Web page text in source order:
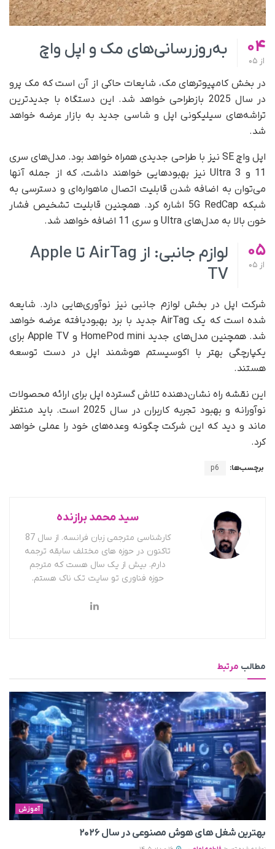
04
از
به‌روزرسانی‌های مک و اپل واچ
در بخش کامپیوترهای مک، شایعات حاکی از آن است که مک پرو
در سال 2025 بازطراحی خواهد شد. این دستگاه با جدیدترین
تراشه‌های سیلیکونی اپل و شاسی جدید به بازار عرضه خواهد
شد.
اپل واچ SE نیز با طراحی جدیدی همراه خواهد بود. مدل‌های سری
11 و Ultra 3 نیز بهبودهایی خواهند داشت، که از جمله آنها
می‌توان به اضافه شدن قابلیت اتصال ماهواره‌ای و دسترسی به
شبکه 5G RedCap اشاره کرد. همچنین قابلیت تشخیص فشار
خون بالا به مدل‌های Ultra و سری 11 اضافه خواهد شد.
05
از
لوازم جانبی: از AirTag تا Apple
TV
شرکت اپل در بخش لوازم جانبی نیز نوآوری‌هایی دارد. شایعه
شده است که یک AirTag جدید با برد بهبودیافته عرضه خواهد
شد. همچنین مدل‌های جدید HomePod mini و Apple TV برای
یکپارچگی بهتر با اکوسیستم هوشمند اپل در دست توسعه
هستند.
این نقشه راه نشان‌دهنده تلاش گسترده اپل برای ارائه محصولات
نوآورانه و بهبود تجربه کاربران در سال 2025 است. باید منتظر
ماند و دید که این شرکت چگونه وعده‌های خود را عملی خواهد
کرد.
برچسب‌ها: p6
سید محمد برازنده
کارشناسی مترجمی زبان فرانسه. از سال 87
تاکنون در حوزه های مختلف سابقه ترجمه
دارم. بیش از یک سال هست که مترجم
حوزه فناوری تو سایت تک ناک هستم.
مطالب مرتبط
آموزش
بهترین شغل های هوش مصنوعی در سال ۲۰۲۶